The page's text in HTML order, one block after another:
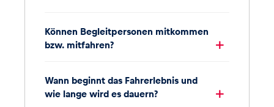
Können Begleitpersonen mitkommen
bzw. mitfahren?
Wann beginnt das Fahrerlebnis und
wie lange wird es dauern?